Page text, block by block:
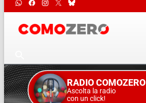
RADIO COMOZERO
Ascolta la radio
con un click!